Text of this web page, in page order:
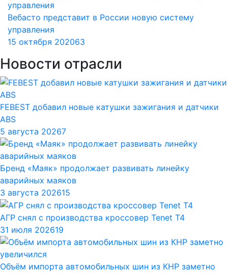
Вебасто представит в России новую систему
управления
15 октября 202063
Новости отрасли
FEBEST добавил новые катушки зажигания и датчики
ABS
5 августа 20267
Бренд «Маяк» продолжает развивать линейку
аварийных маяков
3 августа 202615
АГР снял с производства кроссовер Tenet T4
31 июля 202619
Объём импорта автомобильных шин из КНР заметно